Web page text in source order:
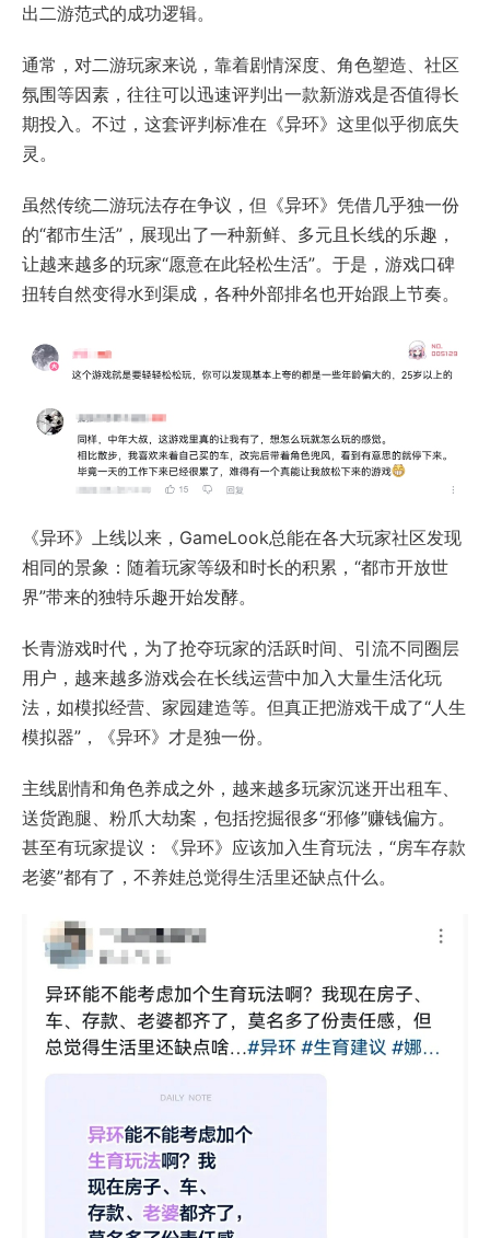
出二游范式的成功逻辑。
通常，对二游玩家来说，靠着剧情深度、角色塑造、社区
氛围等因素，往往可以迅速评判出一款新游戏是否值得长
期投入。不过，这套评判标准在《异环》这里似乎彻底失
灵。
虽然传统二游玩法存在争议，但《异环》凭借几乎独一份
的“都市生活”，展现出了一种新鲜、多元且长线的乐趣，
让越来越多的玩家“愿意在此轻松生活”。于是，游戏口碑
扭转自然变得水到渠成，各种外部排名也开始跟上节奏。
《异环》上线以来，GameLook总能在各大玩家社区发现
相同的景象：随着玩家等级和时长的积累，“都市开放世
界”带来的独特乐趣开始发酵。
长青游戏时代，为了抢夺玩家的活跃时间、引流不同圈层
用户，越来越多游戏会在长线运营中加入大量生活化玩
法，如模拟经营、家园建造等。但真正把游戏干成了“人生
模拟器”，《异环》才是独一份。
主线剧情和角色养成之外，越来越多玩家沉迷开出租车、
送货跑腿、粉爪大劫案，包括挖掘很多“邪修”赚钱偏方。
甚至有玩家提议：《异环》应该加入生育玩法，“房车存款
老婆”都有了，不养娃总觉得生活里还缺点什么。